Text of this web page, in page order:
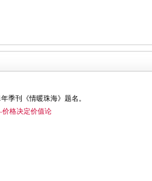
季刊《情暖珠海》题名。
格决定价值论